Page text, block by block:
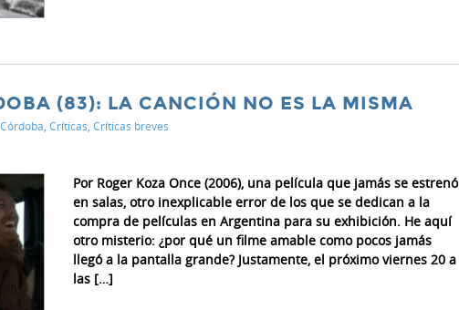
(83): LA CANCIÓN NO ES LA MISMA
Críticas Críticas breves
Por Roger Koza Once (2006), una película que jamás se estrenó
en salas, otro inexplicable error de los que se dedican a la
compra de películas en Argentina para su exhibición. He aquí
otro misterio: ¿por qué un filme amable como pocos jamás
llegó a la pantalla grande? Justamente, el próximo viernes 20 a
las […]